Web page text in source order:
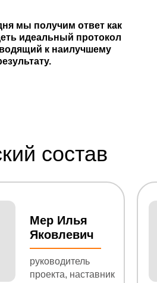
мы получим ответ как
идеальный протокол
к наилучшему
состав
Мер Илья
Яковлевич
руководитель
проекта, наставник